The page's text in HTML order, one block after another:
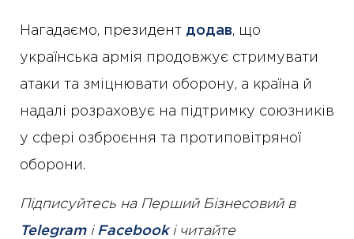
Нагадаємо, президент додав, що
українська армія продовжує стримувати
атаки та зміцнювати оборону, а країна й
надалі розраховує на підтримку союзників
у сфері озброєння та протиповітряної
оборони.
Підписуйтесь на Перший Бізнесовий в
Telegramі Facebookі читайте